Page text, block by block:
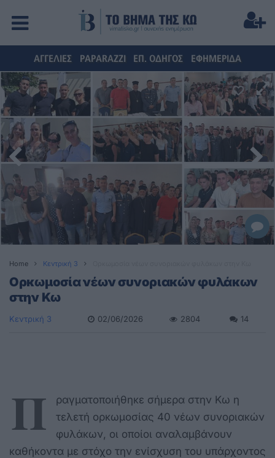
ΑΓΓΕΛΙΕΣ PAPARAZZI ΕΠ. ΟΔΗΓΟΣ ΕΦΗΜΕΡΙΔΑ
Home Κεντρική 3
Ορκωμοσία νέων συνοριακών φυλάκων
στην Κω
Κεντρική 3 02/06/2026 2804 14
Π
ραγματοποιήθηκε σήμερα στην Κω η
τελετή ορκωμοσίας 40 νέων συνοριακών
φυλάκων, οι οποίοι αναλαμβάνουν
καθήκοντα με στόχο την ενίσχυση του υπάρχοντος